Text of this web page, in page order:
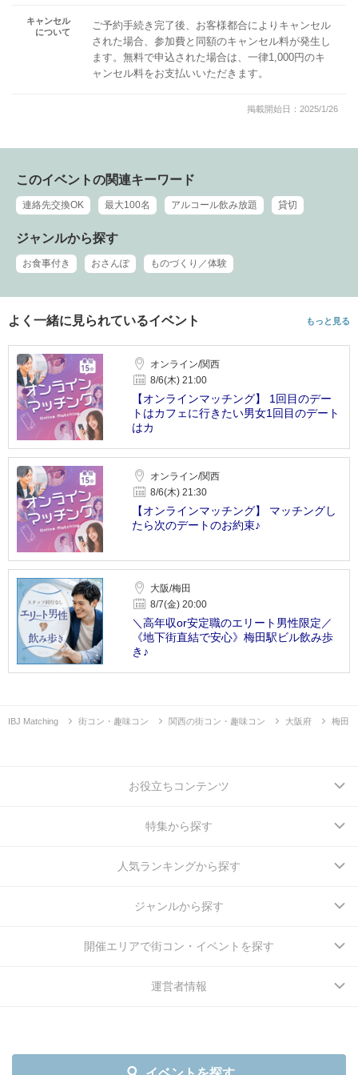
キャンセル
について
ご予約手続き完了後、お客様都合によりキャンセル
された場合、参加費と同額のキャンセル料が発生し
ます。無料で申込された場合は、一律1,000円のキ
ャンセル料をお支払いいただきます。
掲載開始日：2025/1/26
このイベントの関連キーワード
連絡先交換OK 最大100名 アルコール飲み放題 貸切
ジャンルから探す
お食事付き おさんぽ ものづくり／体験
よく一緒に見られているイベント もっと見る
オンライン/関西
8/6(木) 21:00
【オンラインマッチング】 1回目のデー
トはカフェに行きたい男女1回目のデート
はカ
オンライン/関西
8/6(木) 21:30
【オンラインマッチング】 マッチングし
たら次のデートのお約束♪
大阪/梅田
8/7(金) 20:00
＼高年収or安定職のエリート男性限定／
《地下街直結で安心》梅田駅ビル飲み歩
き♪
IBJ Matching 街コン・趣味コン 関西の街コン・趣味コン 大阪府 梅田
お役立ちコンテンツ
特集から探す
人気ランキングから探す
ジャンルから探す
開催エリアで街コン・イベントを探す
運営者情報